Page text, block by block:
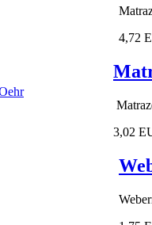
4,72
3,02